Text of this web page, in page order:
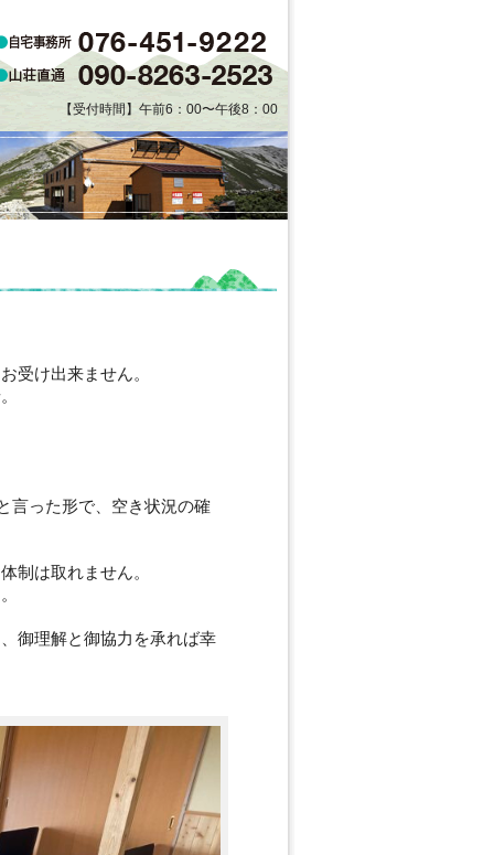
【受付時間】午前6：00〜午後8：00
受け出来ません。
言った形で、空き状況の確
制は取れません。
御理解と御協力を承れば幸